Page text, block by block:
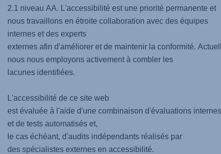
2.1 niveau AA. L'accessibilité est une priorité permanente et
nous travaillons en étroite collaboration avec des équipes
internes et des experts
externes afin d'améliorer et de maintenir la conformité.
nous nous employons activement à combler les
lacunes identifiées.
L'accessibilité de ce site web
est évaluée à l'aide d'une combinaison d'évaluations internes
et de tests automatisés et,
le cas échéant, d'audits indépendants réalisés par
des spécialistes externes en accessibilité.